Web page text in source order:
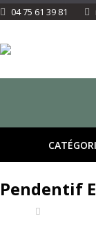
04 75 61 39 81
Pendentif